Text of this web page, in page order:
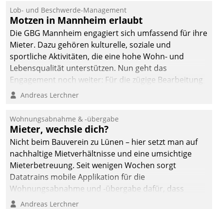
Ressort Kapitalanlage für
künftige Aufgaben und
Herausforderungen
gerüstet.
Lob- und Beschwerde-Management
Motzen in Mannheim erlaubt
Die GBG Mannheim engagiert sich umfassend für ihre
Mieter. Dazu gehören kulturelle, soziale und
sportliche Aktivitäten, die eine hohe Wohn- und
Lebensqualität unterstützen. Nun geht das
Engagement noch weiter: Für die zügige Bearbeitung
von Beschwerden – oder Lob – richtet das
und Beschwerde-Management einen eigenen Kanal
ein.
Andreas Lerchner
Wohnungsabnahme & -übergabe
Mieter, wechsle dich?
Nicht beim Bauverein zu Lünen – hier setzt man auf
nachhaltige Mietverhältnisse und eine umsichtige
Mieterbetreuung. Seit wenigen Wochen sorgt
Datatrains mobile Applikation für die
Wohnungsabnahme und -übergabe dafür, dass
Mieter wohlgeordnet kommen und, so es sein muss,
Andreas Lerchner